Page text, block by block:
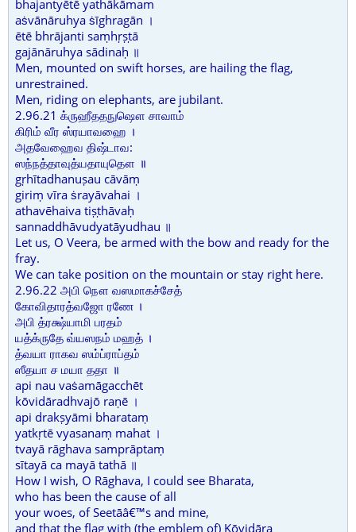
bhajantyētē yathākāmam
aṡvānāruhya ṡīghragān ।
ētē bhrājanti saṃhṛṣṭā
gajānāruhya sādinaḥ ॥
Men, mounted on swift horses, are hailing the flag,
unrestrained.
Men, riding on elephants, are jubilant.
2.96.21 க்ருஹீததநுஷௌ சாவாம்
கிரிம் வீர ஸ்ரயாவஹை ।
அதவேஹைவ திஷ்டாவ:
ஸந்நத்தாவுத்யதாயுதௌ ॥
gṛhītadhanuṣau cāvāṃ
giriṃ vīra ṡrayāvahai ।
athavēhaiva tiṣṭhāvaḥ
sannaddhāvudyatāyudhau ॥
Let us, O Veera, be armed with the bow and ready for the
fray.
We can take position on the mountain or stay right here.
2.96.22 அபி நௌ வஸமாகச்சேத்
கோவிதாரத்வஜோ ரணே ।
அபி த்ரக்ஷ்யாமி பரதம்
யத்க்ருதே வ்யஸநம் மஹத் ।
த்வயா ராகவ ஸம்ப்ராப்தம்
ஸீதயா ச மயா ததா ॥
api nau vaṡamāgacchēt
kōvidāradhvajō raṇē ।
api drakṣyāmi bharataṃ
yatkṛtē vyasanaṃ mahat ।
tvayā rāghava samprāptaṃ
sītayā ca mayā tathā ॥
How I wish, O Rāghava, I could see Bharata,
who has been the cause of all
your woes, of Seetāâ€™s and mine,
and that the flag with (the emblem of) Kōvidāra